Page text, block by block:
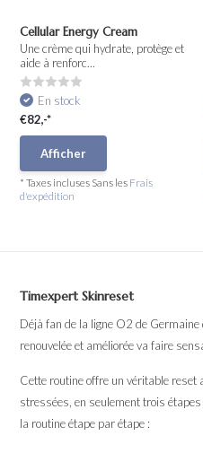
Cellular Energy Cream
Une crème qui hydrate, protège et
aide à renforc...
En stock
€82,-*
Afficher
* Taxes incluses Sans les Frais
d'expédition
Timexpert Skinreset
Déjà fan de la ligne O2 de
renouvelée et améliorée va faire
Cette routine offre un véritable reset
stressées, en seulement trois
la routine étape par étape :